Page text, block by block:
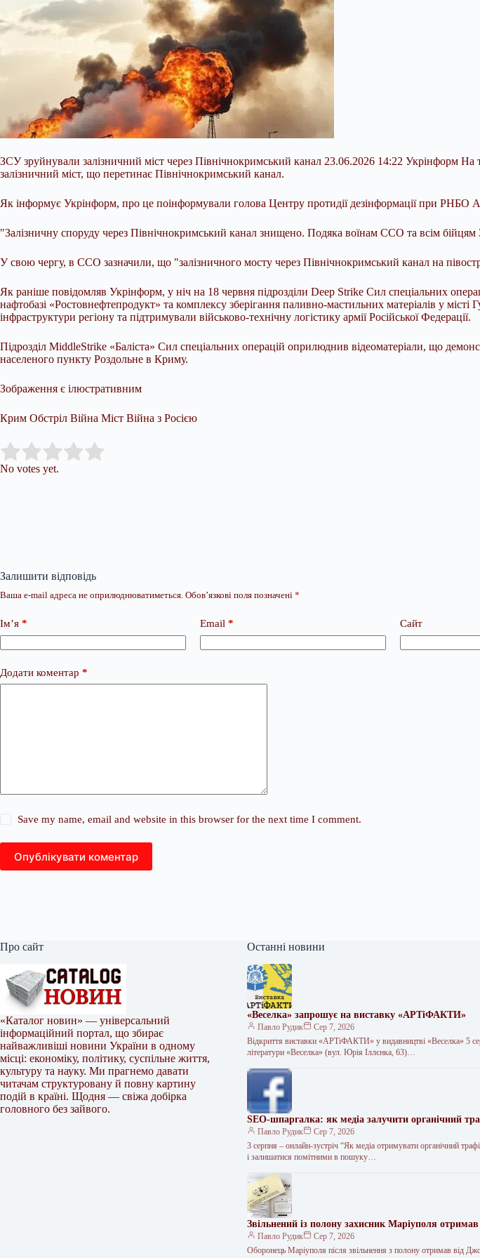
ЗСУ зруйнували залізничний міст через Північнокримський канал 23.06.2026 14:22 Укрінформ На
залізничний міст, що перетинає Північнокримський канал.
Як інформує Укрінформ, про це поінформували голова Центру протидії дезінформації при РНБО
"Залізничну споруду через Північнокримський канал знищено. Подяка воїнам ССО та всім бійцям
У свою чергу, в ССО зазначили, що "залізничного мосту через Північнокримський канал на
Як раніше повідомляв Укрінформ, у ніч на 18 червня підрозділи Deep Strike Сил спеціальних
нафтобазі «Ростовнефтепродукт» та комплексу зберігання паливно-мастильних матеріалів у
інфраструктури регіону та підтримували військово-технічну логістику армії Російської Федерації.
Підрозділ MiddleStrike «Баліста» Сил спеціальних операцій оприлюднив відеоматеріали, що
населеного пункту Роздольне в Криму.
Зображення є ілюстративним
Крим Обстріл Війна Міст Війна з Росією
Rate this item:
No votes yet.
Залишити відповідь
Ваша e-mail адреса не оприлюднюватиметься. Обов’язкові поля позначені *
Ім’я * Email * Сайт
Додати коментар *
Save my name, email and website in this browser for the next time I comment.
Опублікувати коментар
Про сайт
«Каталог новин» — універсальний
інформаційний портал, що збирає
найважливіші новини України в одному
місці: економіку, політику, суспільне життя,
культуру та науку. Ми прагнемо давати
читачам структуровану й повну картину
подій в країні. Щодня — свіжа добірка
головного без зайвого.
Останні новини
«Веселка» запрошує на виставку «АРТіФАКТИ»
Павло Рудик
Сер 7, 2026
Відкриття виставки «АРТіФАКТИ» у видавництві «Веселка» 5
літератури «Веселка» (вул. Юрія Іллєнка, 63)…
SEO-шпаргалка: як медіа залучити органічний
Павло Рудик
Сер 7, 2026
3 серпня – онлайн-зустріч “Як медіа отримувати органічний
і залишатися помітними в пошуку…
Звільнений із полону захисник Маріуполя
Павло Рудик
Сер 7, 2026
Оборонець Маріуполя після звільнення з полону отримав від